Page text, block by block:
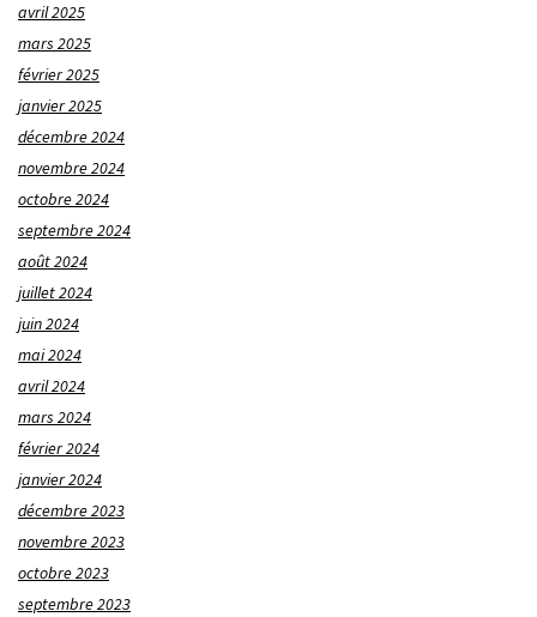
avril 2025
mars 2025
février 2025
janvier 2025
décembre 2024
novembre 2024
octobre 2024
septembre 2024
août 2024
juillet 2024
juin 2024
mai 2024
avril 2024
mars 2024
février 2024
janvier 2024
décembre 2023
novembre 2023
octobre 2023
septembre 2023